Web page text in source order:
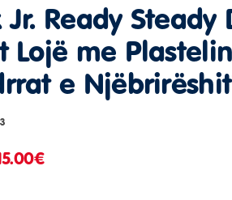
Jr. Ready Steady
Lojë me
e
€